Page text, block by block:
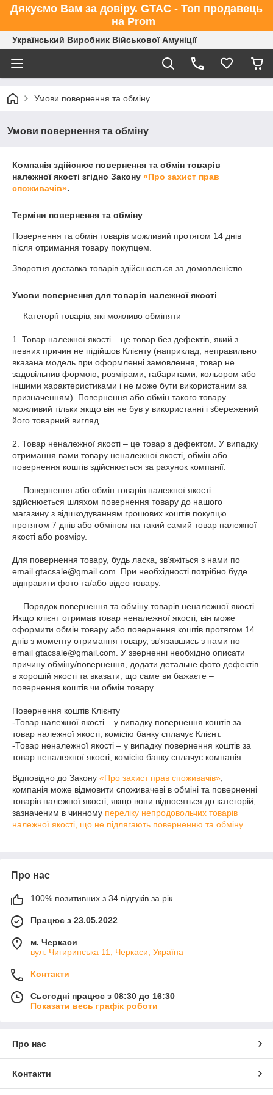
Дякуємо Вам за довіру. GTAC - Топ продавець
на Prom
Український Виробник Військової Амуніції
Умови повернення та обміну
Умови повернення та обміну
Компанія здійснює повернення та обмін товарів
належної якості згідно Закону «Про захист прав
споживачів».
Терміни повернення та обміну
Повернення та обмін товарів можливий протягом 14 днів
після отримання товару покупцем.
Зворотня доставка товарів здійснюється за домовленістю
Умови повернення для товарів належної якості
— Категорії товарів, які можливо обміняти
1. Товар належної якості – це товар без дефектів, який з
певних причин не підійшов Клієнту (наприклад, неправильно
вказана модель при оформленні замовлення, товар не
задовільнив формою, розмірами, габаритами, кольором або
іншими характеристиками і не може бути використаним за
призначенням). Повернення або обмін такого товару
можливий тільки якщо він не був у використанні і збережений
його товарний вигляд.
2. Товар неналежної якості – це товар з дефектом. У випадку
отримання вами товару неналежної якості, обмін або
повернення коштів здійснюється за рахунок компанії.
— Повернення або обмін товарів належної якості
здійснюється шляхом повернення товару до нашого
магазину з відшкодуванням грошових коштів покупцю
протягом 7 днів або обміном на такий самий товар належної
якості або розміру.
Для повернення товару, будь ласка, зв'яжіться з нами по
email gtacsale@gmail.com. При необхідності потрібно буде
відправити фото та/або відео товару.
— Порядок повернення та обміну товарів неналежної якості
Якщо клієнт отримав товар неналежної якості, він може
оформити обмін товару або повернення коштів протягом 14
днів з моменту отримання товару, зв'язавшись з нами по
email gtacsale@gmail.com. У зверненні необхідно описати
причину обміну/повернення, додати детальне фото дефектів
в хорошій якості та вказати, що саме ви бажаєте –
повернення коштів чи обмін товару.
Повернення коштів Клієнту
-Товар належної якості – у випадку повернення коштів за
товар належної якості, комісію банку сплачує Клієнт.
-Товар неналежної якості – у випадку повернення коштів за
товар неналежної якості, комісію банку сплачує компанія.
Відповідно до Закону «Про захист прав споживачів»
компанія може відмовити споживачеві в обміні та поверненні
товарів належної якості, якщо вони відносяться до категорій,
зазначеним в чинному переліку непродовольчих товарів
належної якості, що не підлягають поверненню та обміну.
Про нас
100% позитивних з 34 відгуків за рік
Працює з 23.05.2022
м. Черкаси
вул. Чигиринська 11, Черкаси, Україна
Контакти
Сьогодні працює з 08:30 до 16:30
Показати весь графік роботи
Про нас
Контакти